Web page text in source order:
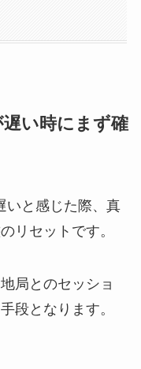
い時にまず確
いと感じた際、真
リセットです。
局とのセッショ
段となります。